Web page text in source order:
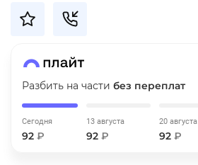
Разбить на части без переплат
Сегодня
92 ₽
13 августа
92₽
20 августа
92 ₽
Подробнее
об оплате Плайтом